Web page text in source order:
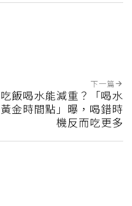
下一篇
吃飯喝水能減重？「喝水
黃金時間點」曝，喝錯時
機反而吃更多